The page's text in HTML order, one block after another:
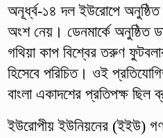
অনূর্ধ্ব-১৪ দল ইউরোপে অনুষ্ঠিত
অংশ নেয়। ডেনমার্কে অনুষ্ঠিত
গথিয়া কাপ বিশ্বের তরুণ
হিসেবে পরিচিত। ওই
বাংলা একাদশের প্রতিপক্ষ ছিল
ইউরোপীয় ইউনিয়নের (ইইউ)